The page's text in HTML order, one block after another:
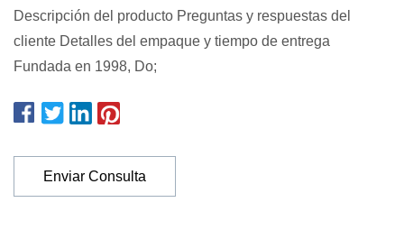
Descripción del producto Preguntas y respuestas del
cliente Detalles del empaque y tiempo de entrega
Fundada en 1998, Do;
Enviar Consulta